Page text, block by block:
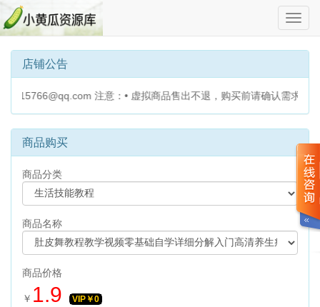
切
换
导
店铺公告
注意：• 虚拟商品售出不退，购买前请确认需求• 仅
商品购买
商品分类
商品名称
商品价格
￥ 1.9 VIP￥0